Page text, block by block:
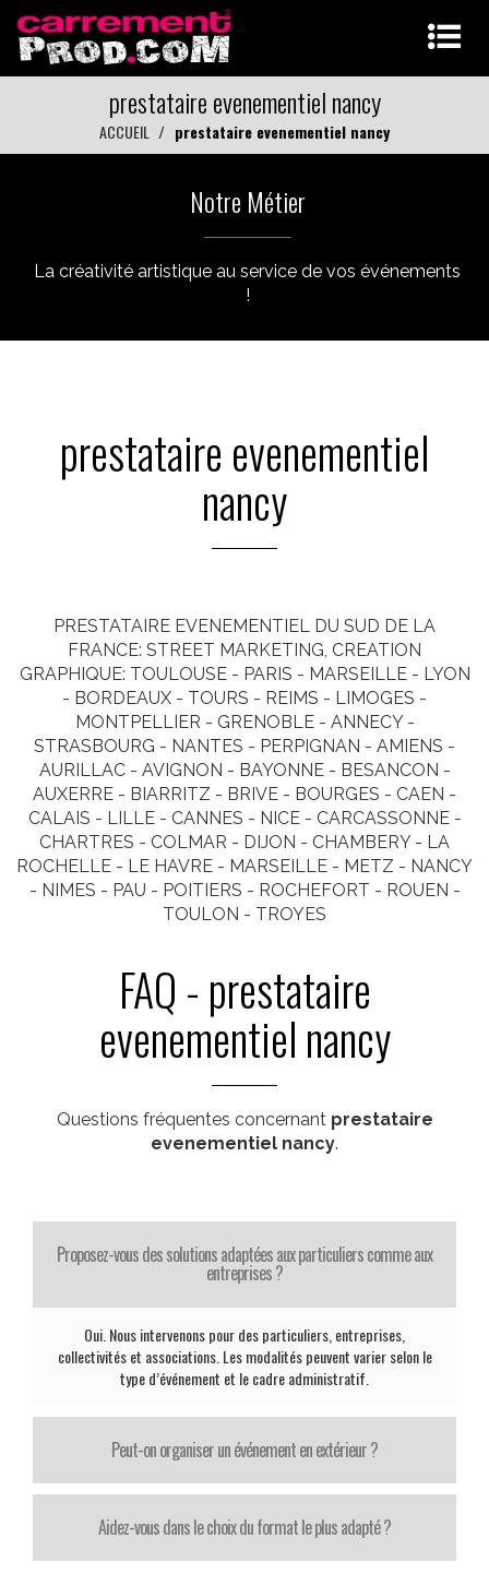
prestataire evenementiel nancy
ACCUEIL prestataire evenementiel nancy
Notre Métier
La créativité artistique au service de vos événements
!
prestataire evenementiel
nancy
PRESTATAIRE EVENEMENTIEL DU SUD DE LA
FRANCE: STREET MARKETING, CREATION
GRAPHIQUE: TOULOUSE - PARIS - MARSEILLE - LYON
- BORDEAUX - TOURS - REIMS - LIMOGES -
MONTPELLIER - GRENOBLE - ANNECY -
STRASBOURG - NANTES - PERPIGNAN - AMIENS -
AURILLAC - AVIGNON - BAYONNE - BESANCON -
AUXERRE - BIARRITZ - BRIVE - BOURGES - CAEN -
CALAIS - LILLE - CANNES - NICE - CARCASSONNE -
CHARTRES - COLMAR - DIJON - CHAMBERY - LA
ROCHELLE - LE HAVRE - MARSEILLE - METZ - NANCY
- NIMES - PAU - POITIERS - ROCHEFORT - ROUEN -
TOULON - TROYES
FAQ - prestataire
evenementiel nancy
Questions fréquentes concernant prestataire
evenementiel nancy.
Proposez-vous des solutions adaptées aux particuliers comme aux
entreprises ?
Oui. Nous intervenons pour des particuliers, entreprises,
collectivités et associations. Les modalités peuvent varier selon le
type d’événement et le cadre administratif.
Peut-on organiser un événement en extérieur ?
Aidez-vous dans le choix du format le plus adapté ?